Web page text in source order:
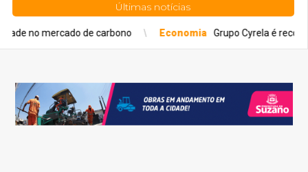
Últimas notícias
de carbono Economia Grupo Cyrela é reconhecido